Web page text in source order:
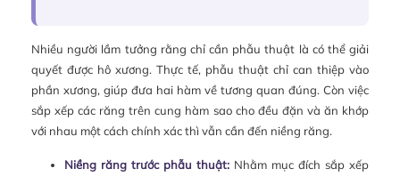
Nhiều người lầm tưởng rằng chỉ cần phẫu thuật là có thể giải
quyết được hô xương. Thực tế, phẫu thuật chỉ can thiệp vào
phần xương, giúp đưa hai hàm về tương quan đúng. Còn việc
sắp xếp các răng trên cung hàm sao cho đều đặn và ăn khớp
với nhau một cách chính xác thì vẫn cần đến niềng răng.
Niềng răng trước phẫu thuật:Nhằm mục đích sắp xếp